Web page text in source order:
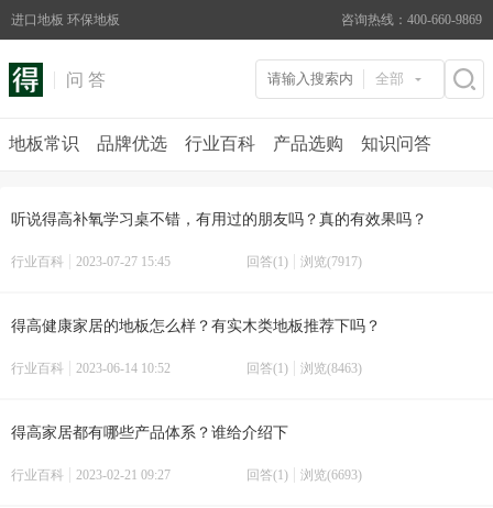
进口地板 环保地板 咨询热线：400-660-9869
问 答 全部
地板常识 品牌优选 行业百科 产品选购 知识问答
听说得高补氧学习桌不错，有用过的朋友吗？真的有效果吗？
行业百科 2023-07-27 15:45 回答(1) 浏览(7917)
得高健康家居的地板怎么样？有实木类地板推荐下吗？
行业百科 2023-06-14 10:52 回答(1) 浏览(8463)
得高家居都有哪些产品体系？谁给介绍下
行业百科 2023-02-21 09:27 回答(1) 浏览(6693)